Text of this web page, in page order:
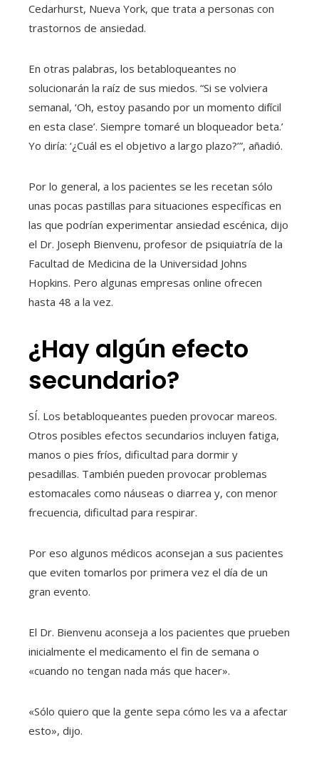
Cedarhurst, Nueva York, que trata a personas con
trastornos de ansiedad.
En otras palabras, los betabloqueantes no
solucionarán la raíz de sus miedos. “Si se volviera
semanal, ‘Oh, estoy pasando por un momento difícil
en esta clase’. Siempre tomaré un bloqueador beta.’
Yo diría: ‘¿Cuál es el objetivo a largo plazo?’”, añadió.
Por lo general, a los pacientes se les recetan sólo
unas pocas pastillas para situaciones específicas en
las que podrían experimentar ansiedad escénica, dijo
el Dr. Joseph Bienvenu, profesor de psiquiatría de la
Facultad de Medicina de la Universidad Johns
Hopkins. Pero algunas empresas online ofrecen
hasta 48 a la vez.
¿Hay algún efecto
secundario?
SÍ. Los betabloqueantes pueden provocar mareos.
Otros posibles efectos secundarios incluyen fatiga,
manos o pies fríos, dificultad para dormir y
pesadillas. También pueden provocar problemas
estomacales como náuseas o diarrea y, con menor
frecuencia, dificultad para respirar.
Por eso algunos médicos aconsejan a sus pacientes
que eviten tomarlos por primera vez el día de un
gran evento.
El Dr. Bienvenu aconseja a los pacientes que prueben
inicialmente el medicamento el fin de semana o
«cuando no tengan nada más que hacer».
«Sólo quiero que la gente sepa cómo les va a afectar
esto», dijo.